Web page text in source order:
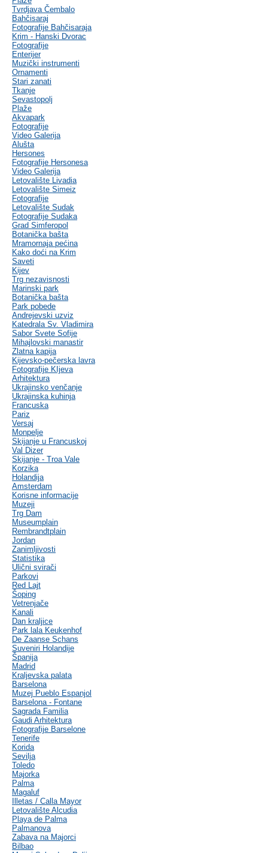
Tvrdjava Čembalo
Bahčisaraj
Fotografije Bahčisaraja
Krim - Hanski Dvorac
Fotografije
Enterijer
Muzički instrumenti
Ornamenti
Stari zanati
Tkanje
Sevastopolj
Plaže
Akvapark
Fotografije
Video Galerija
Alušta
Hersones
Fotografije Hersonesa
Video Galerija
Letovalište Livadia
Letovalište Simeiz
Fotografije
Letovalište Sudak
Fotografije Sudaka
Grad Simferopol
Botanička bašta
Mramornaja pećina
Kako doći na Krim
Saveti
Kijev
Trg nezavisnosti
Marinski park
Botanička bašta
Park pobede
Andrejevski uzviz
Katedrala Sv. Vladimira
Sabor Svete Sofije
Mihajlovski manastir
Zlatna kapija
Kijevsko-pečerska lavra
Fotografije KIjeva
Arhitektura
Ukrajinsko venčanje
Ukrajinska kuhinja
Francuska
Pariz
Versaj
Monpelje
Skijanje u Francuskoj
Val Dizer
Skijanje - Troa Vale
Korzika
Holandija
Amsterdam
Korisne informacije
Muzeji
Trg Dam
Museumplain
Rembrandtplain
Jordan
Zanimljivosti
Statistika
Ulični svirači
Parkovi
Red Lajt
Šoping
Vetrenjače
Kanali
Dan kraljice
Park lala Keukenhof
De Zaanse Schans
Suveniri Holandije
Španija
Madrid
Kraljevska palata
Barselona
Muzej Pueblo Espanjol
Barselona - Fontane
Sagrada Familia
Gaudi Arhitektura
Fotografije Barselone
Tenerife
Korida
Sevilja
Toledo
Majorka
Palma
Magaluf
Illetas / Calla Mayor
Letovalište Alcudia
Playa de Palma
Palmanova
Zabava na Majorci
Bilbao